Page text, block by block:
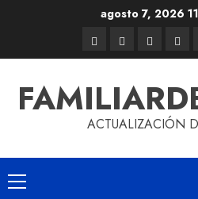
agosto 7, 2026
ACTUALIZACIÓN